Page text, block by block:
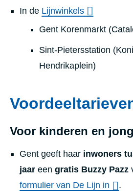
In de Lijnwinkels
Gent Korenmarkt
Sint-Pietersstation
Hendrikaplein)
Voor kinderen en
Gent geeft haar inwoners
jaar een gratis Buzzy Pazz
formulier van De Lijn in
.